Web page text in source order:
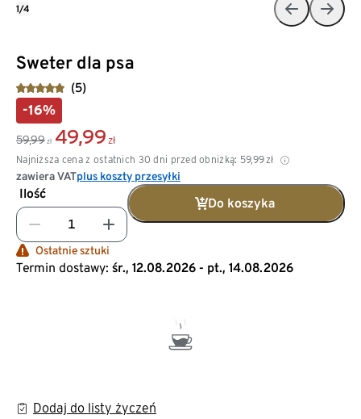
Sweter dla psa
(5)
-16%
59,99 zł 49,99 zł
Najniższa cena z ostatnich 30 dni przed obniżką: 59,99 zł
zawiera VATplus koszty przesyłki
Ilość
Do koszyka
Ostatnie sztuki
Termin dostawy: śr., 12.08.2026 - pt., 14.08.2026
Dodaj do listy życzeń
1/4